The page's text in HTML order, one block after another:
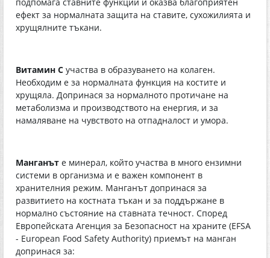
ефект за нормалната защита на ставите, сухожилията и
хрущялните тъкани.
Витамин С участва в образуването на колаген.
Необходим е за нормалната функция на костите и
хрущяла. Допринася за нормалното протичане на
метаболизма и производството на енергия, и за
намаляване на чувството на отпадналост и умора.
Манганът е минерал, който участва в много ензимни
системи в организма и е важен компонент в
хранителния режим. Манганът допринася за
развитието на костната тъкан и за поддържане в
нормално състояние на ставната течност. Според
Европейската Агенция за Безопасност на храните (EFSA
- European Food Safety Authority) приемът на манган
допринася за: